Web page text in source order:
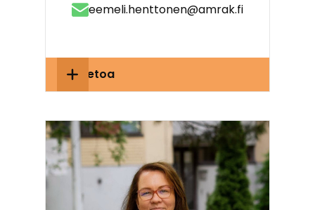
eemeli.henttonen@amrak.fi
Lisätietoa